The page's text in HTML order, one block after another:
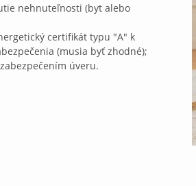
nehnuteľnosti (byt alebo
certifikát typu "A" k
(musia byť zhodné);
úveru.